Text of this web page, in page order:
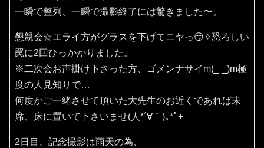
一瞬で整列、一瞬で撮影終了には驚きました〜。
懇親会☆エライ方がグラスを下げてニヤっ😏✧恐ろしい
罠に2回ひっかかりました。
※二次会お声掛け下さった方、ゴメンナサイm(_ _)m極
度の人見知りで…
何度かご一緒させて頂いた大先生のお近くであれば末
席、床に置いて下さいませ(⁠人⁠*⁠´⁠∀⁠｀⁠)⁠｡⁠*ﾟ⁠+
2日目、記念撮影は雨天の為、